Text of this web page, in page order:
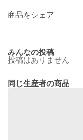
商品をシェア
みんなの投稿
投稿はありません
同じ生産者の商品